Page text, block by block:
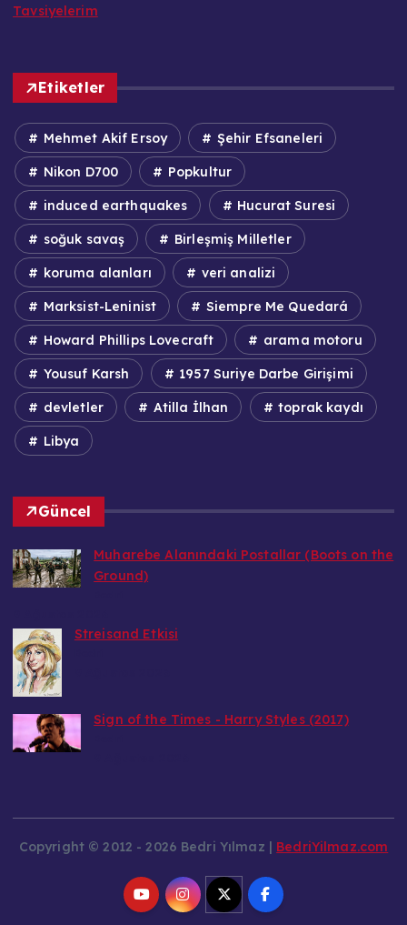
Tavsiyelerim
Etiketler
Mehmet Akif Ersoy Şehir Efsaneleri
Nikon D700 Popkultur
induced earthquakes Hucurat Suresi
soğuk savaş Birleşmiş Milletler
koruma alanları veri analizi
Marksist-Leninist Siempre Me Quedará
Howard Phillips Lovecraft arama motoru
Yousuf Karsh 1957 Suriye Darbe Girişimi
devletler Atilla İlhan toprak kaydı
Libya
Güncel
Muharebe Alanındaki Postallar (Boots on the
Ground)
Streisand Etkisi
Sign of the Times - Harry Styles (2017)
Copyright © 2012 - 2026 Bedri Yılmaz | BedriYilmaz.com